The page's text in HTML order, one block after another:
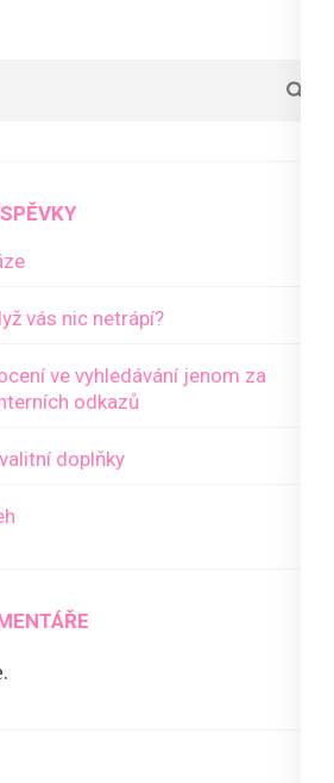
vás nic netrápí?
ve vyhledávání jenom za
odkazů
doplňky